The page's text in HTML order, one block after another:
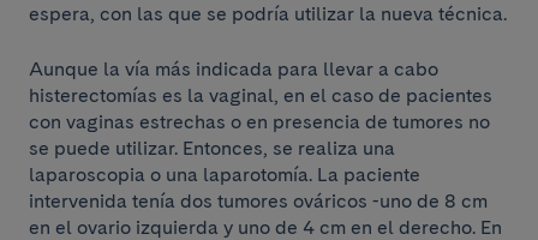
espera, con las que se podría utilizar la nueva técnica.
Aunque la vía más indicada para llevar a cabo
histerectomías es la vaginal, en el caso de pacientes
con vaginas estrechas o en presencia de tumores no
se puede utilizar. Entonces, se realiza una
laparoscopia o una laparotomía. La paciente
intervenida tenía dos tumores ováricos -uno de 8 cm
en el ovario izquierda y uno de 4 cm en el derecho. En